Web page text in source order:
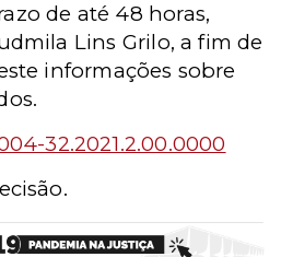
de até 48 horas,
Lins Grilo, a fim de
informações sobre
32.2021.2.00.0000